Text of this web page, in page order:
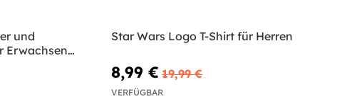
und
Erwachsene
Star Wars Logo T-Shirt für Herren
8,99 € 19,99 €
VERFÜGBAR